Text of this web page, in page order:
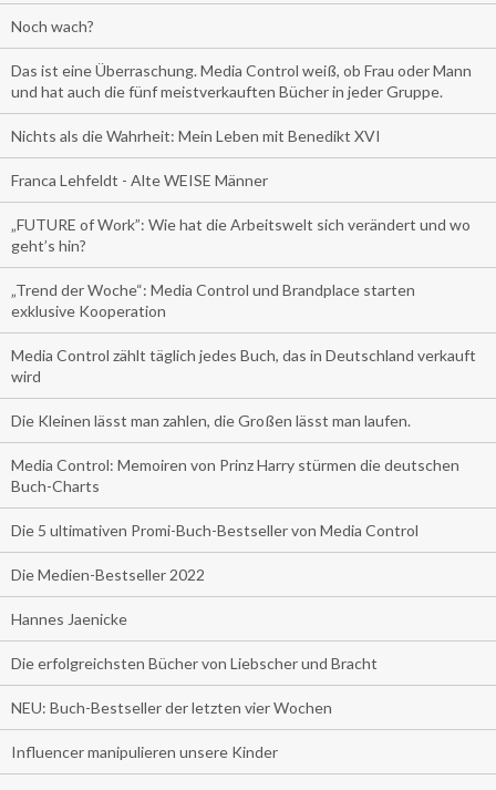
Noch wach?
Das ist eine Überraschung. Media Control weiß, ob Frau oder Mann
und hat auch die fünf meistverkauften Bücher in jeder Gruppe.
Nichts als die Wahrheit: Mein Leben mit Benedikt XVI
Franca Lehfeldt - Alte WEISE Männer
„FUTURE of Work”: Wie hat die Arbeitswelt sich verändert und wo
geht’s hin?
„Trend der Woche“: Media Control und Brandplace starten
exklusive Kooperation
Media Control zählt täglich jedes Buch, das in Deutschland verkauft
wird
Die Kleinen lässt man zahlen, die Großen lässt man laufen.
Media Control: Memoiren von Prinz Harry stürmen die deutschen
Buch-Charts
Die 5 ultimativen Promi-Buch-Bestseller von Media Control
Die Medien-Bestseller 2022
Hannes Jaenicke
Die erfolgreichsten Bücher von Liebscher und Bracht
NEU: Buch-Bestseller der letzten vier Wochen
Influencer manipulieren unsere Kinder